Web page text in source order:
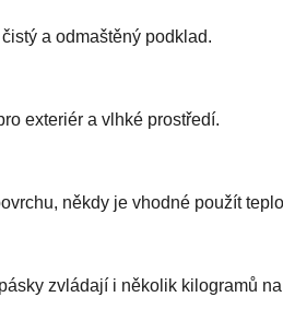
i
a odmaštěný podklad.
exteriér a vlhké prostředí.
někdy je vhodné použít
zvládají i několik kilogramů